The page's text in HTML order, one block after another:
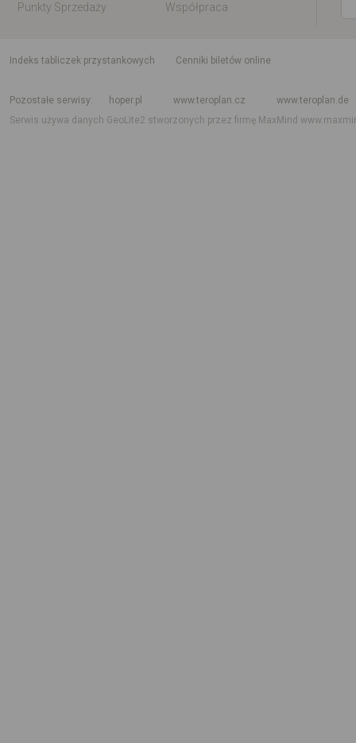
Punkty Sprzedaży
Współpraca
indeks tabliczek przystankowych
Cenniki biletów online
Pozostałe serwisy
hoper.pl www.teroplan.cz
www.teroplan.de
Serwis używa danych GeoLite2 stworzonych przez firmę MaxMind